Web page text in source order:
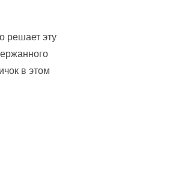
решает эту
в этом
СОВЕТЫ ДЛЯ НОВИЧКОВ»